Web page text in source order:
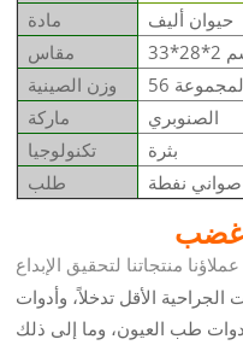
مادة
حيوان أليف
مقاس
سم
وزن الصينية
المجموعة
ماركة
الصنوبري
تكنولوجيا
بثرة
طلب
صواني نفطة
غضب
الأقل تدخلاً، وأدوات